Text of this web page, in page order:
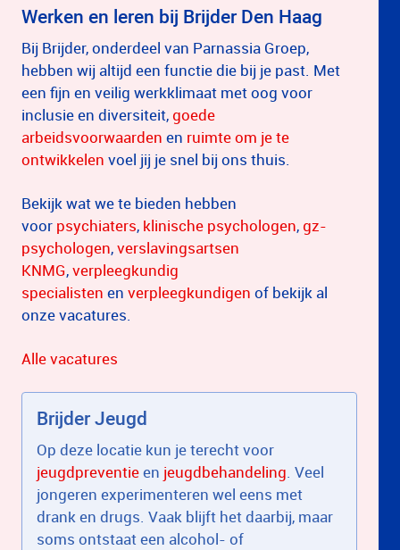
Werken en leren bij Brijder Den Haag
Bij Brijder, onderdeel van Parnassia Groep,
hebben wij altijd een functie die bij je past. Met
een fijn en veilig werkklimaat met oog voor
inclusie en diversiteit, goede
arbeidsvoorwaarden en ruimte om je te
ontwikkelen voel jij je snel bij ons thuis.
Bekijk wat we te bieden hebben
voor psychiaters, klinische psychologen, gz-
psychologen,verslavingsartsen
KNMG,verpleegkundig
specialisten en verpleegkundigen of bekijk al
onze vacatures.
Alle vacatures
Brijder Jeugd
Op deze locatie kun je terecht voor
jeugdpreventieen jeugdbehandeling. Veel
jongeren experimenteren wel eens met
drank en drugs. Vaak blijft het daarbij, maar
soms ontstaat een alcohol- of